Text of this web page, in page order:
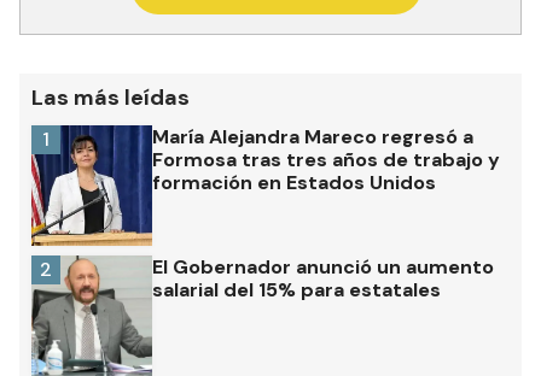
Las más leídas
María Alejandra Mareco regresó a
Formosa tras tres años de trabajo y
formación en Estados Unidos
1
El Gobernador anunció un aumento
salarial del 15% para estatales
2